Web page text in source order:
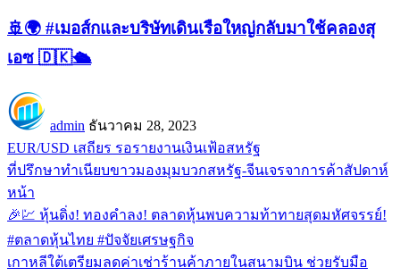
🚢🌍 #เมอส์กและบริษัทเดินเรือใหญ่กลับมาใช้คลองสุ
เอซ 🇩🇰🛳️
admin ธันวาคม 28, 2023
EUR/USD เสถียร รอรายงานเงินเฟ้อสหรัฐ
ที่ปรึกษาทำเนียบขาวมองมุมบวกสหรัฐ-จีนเจรจาการค้าสัปดาห์
หน้า
🎉💹 หุ้นดิ่ง! ทองคำลง! ตลาดหุ้นพบความท้าทายสุดมหัศจรรย์!
#ตลาดหุ้นไทย #ปัจจัยเศรษฐกิจ
เกาหลีใต้เตรียมลดค่าเช่าร้านค้าภายในสนามบิน ช่วยรับมือ